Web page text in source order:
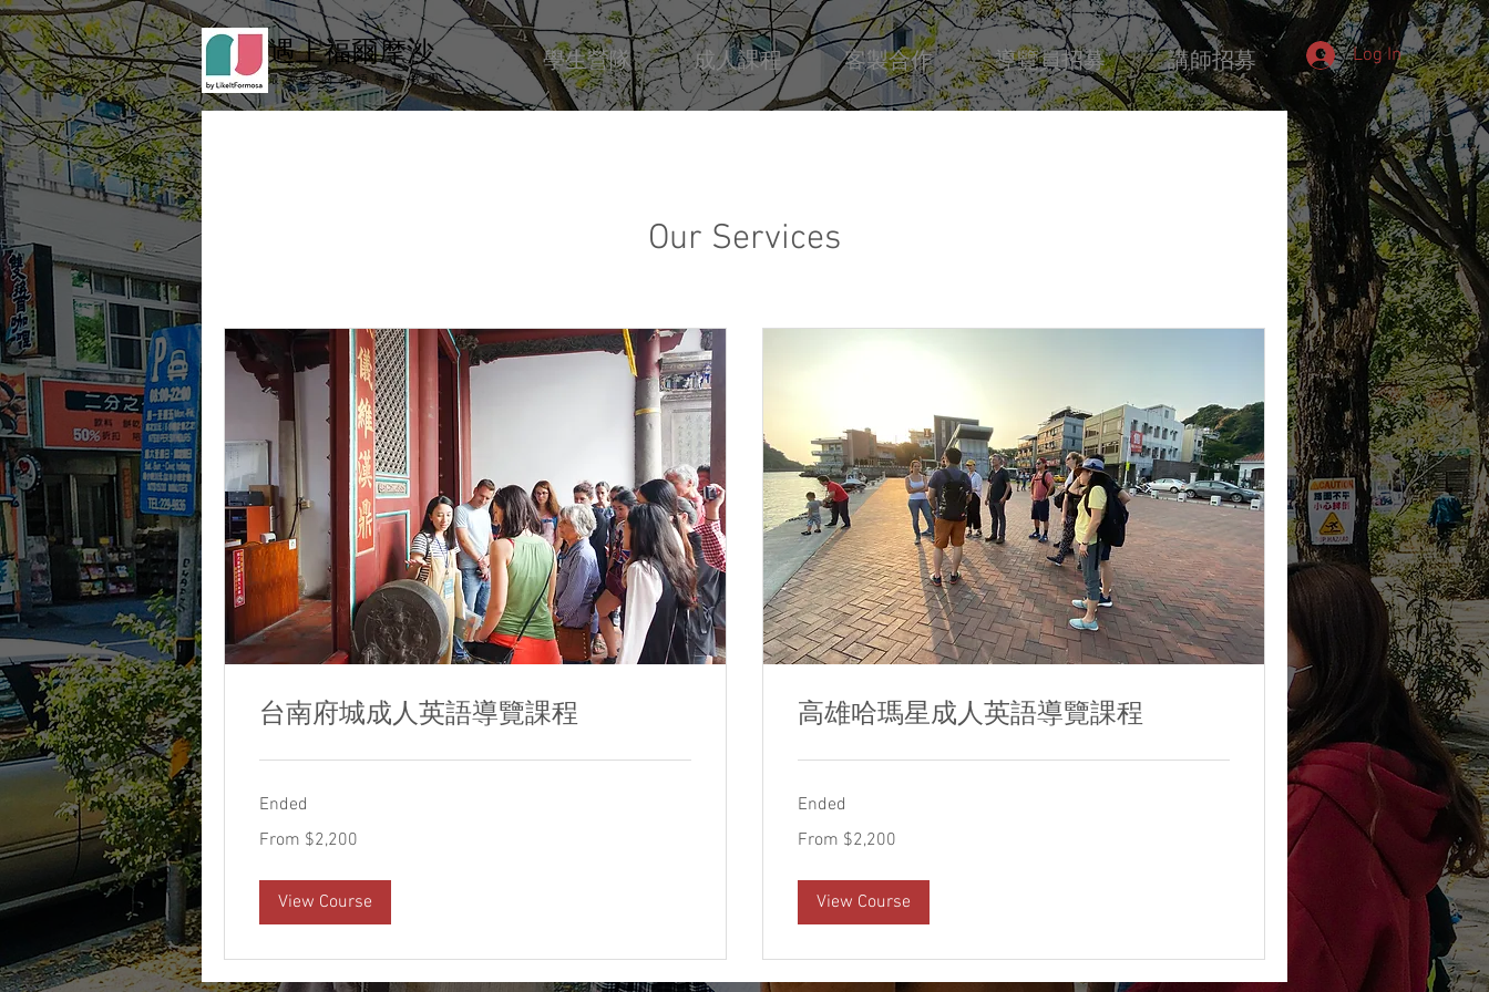
遇上福爾摩沙
最 專 業 的 英 語 導 覽 教 學
學生營隊 成人課程 客製合作 導覽員招募 講師招募 Log In
Our Services
台南府城成人英語導覽課程
Ended
2,200
From $2,200
View Course
高雄哈瑪星成人英語導覽課程
Ended
2,200
From $2,200
View Course